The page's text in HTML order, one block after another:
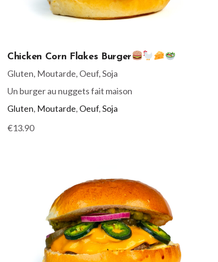
Chicken Corn Flakes Burger
Gluten, Moutarde, Oeuf, Soja
Un burger au nuggets fait maison
Gluten, Moutarde, Oeuf,Soja
€13.90